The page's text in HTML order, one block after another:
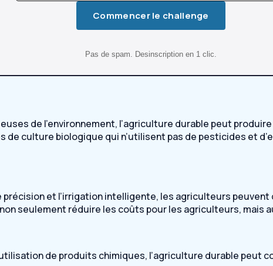
Commencer le challenge
Pas de spam. Desinscription en 1 clic.
de l’environnement, l’agriculture durable peut
culture biologique qui n’utilisent pas de pesticides et
et l’irrigation intelligente, les agriculteurs
seulement réduire les coûts pour les agriculteurs, mais
de produits chimiques, l’agriculture durable peut